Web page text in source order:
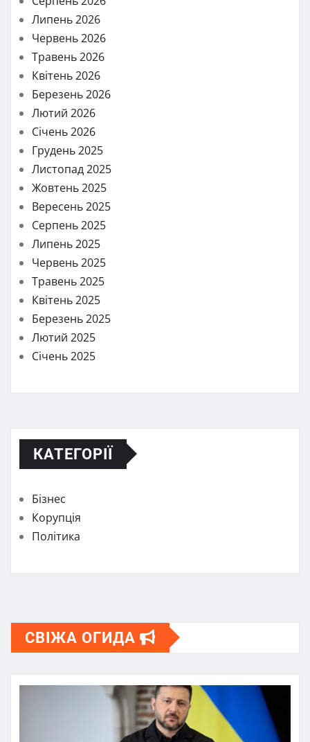
Липень 2026
Червень 2026
Травень 2026
Квітень 2026
Березень 2026
Лютий 2026
Січень 2026
Грудень 2025
Листопад 2025
Жовтень 2025
Вересень 2025
Серпень 2025
Липень 2025
Червень 2025
Травень 2025
Квітень 2025
Березень 2025
Лютий 2025
Січень 2025
КАТЕГОРІЇ
Бізнес
Корупція
Політика
СВІЖА ОГИДА